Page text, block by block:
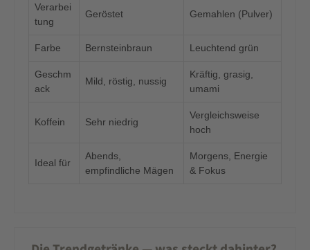
Verarbei
tung
Geröstet Gemahlen (Pulver)
Farbe Bernsteinbraun Leuchtend grün
Geschm
ack
Mild, röstig, nussig
Kräftig, grasig,
umami
Koffein Sehr niedrig
Vergleichsweise
hoch
Ideal für
Abends,
empfindliche Mägen
Morgens, Energie
& Fokus